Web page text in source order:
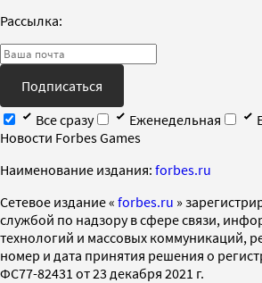
Рассылка:
Подписаться
Все сразу
Еженедельная
Новости Forbes Games
Наименование издания: forbes.ru
Cетевое издание « forbes.ru »
службой по надзору в сфере связи,
технологий и массовых коммуникаций,
номер и дата принятия решения о
ФС77-82431 от 23 декабря 2021 г.